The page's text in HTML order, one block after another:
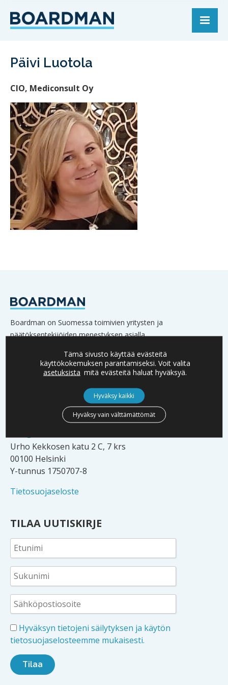
Päivi Luotola
CIO, Mediconsult Oy
Boardman on Suomessa toimivien yritysten ja
päätöksentekijöiden menestyksen asialla.
hallitusten jäseniä sekä johtoa.
YHTEYSTIEDOT
Urho Kekkosen katu 2 C, 7 krs
00100 Helsinki
Y-tunnus 1750707-8
Tietosuojaseloste
TILAA UUTISKIRJE
Hyväksyn tietojeni säilytyksen ja käytön
tietosuojaselosteemme mukaisesti.
Tämä sivusto käyttää evästeitä
käyttökokemuksen parantamiseksi. Voit valita
asetuksista mitä evästeitä haluat hyväksyä.
Hyväksy kaikki
Hyväksy vain välttämättömät